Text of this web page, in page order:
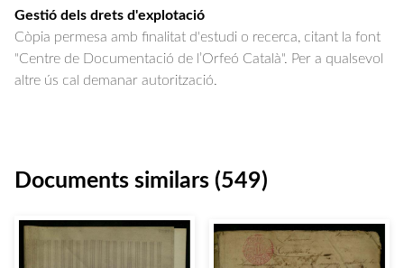
Gestió dels drets d'explotació
Còpia permesa amb finalitat d'estudi o recerca, citant la font
"Centre de Documentació de l’Orfeó Català". Per a qualsevol
altre ús cal demanar autorització.
Documents similars (549)